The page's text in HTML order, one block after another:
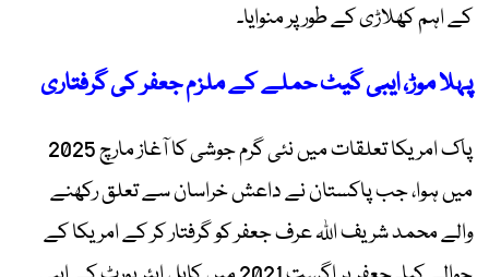
کے اہم کھلاڑی کے طور پر منوایا۔
پہلا موڑ، ایبی گیٹ حملے کے ملزم جعفر کی گرفتاری
پاک امریکا تعلقات میں نئی گرم جوشی کا آغاز مارچ 2025
میں ہوا، جب پاکستان نے داعش خراسان سے تعلق رکھنے
والے محمد شریف اللہ عرف جعفر کو گرفتار کر کے امریکا کے